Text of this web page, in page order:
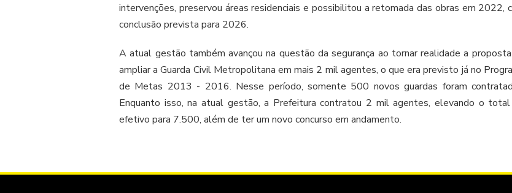
intervenções, preservou áreas residenciais e possibilitou a retomada das obras em 2022,
conclusão prevista para 2026.
A atual gestão também avançou na questão da segurança ao tornar realidade a
ampliar a Guarda Civil Metropolitana em mais 2 mil agentes, o que era previsto já no
de Metas 2013 - 2016. Nesse período, somente 500 novos guardas foram
Enquanto isso, na atual gestão, a Prefeitura contratou 2 mil agentes, elevando o
efetivo para 7.500, além de ter um novo concurso em andamento.